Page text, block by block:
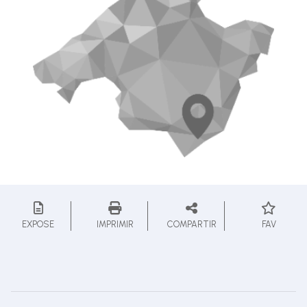
EXPOSE IMPRIMIR COMPARTIR FAV